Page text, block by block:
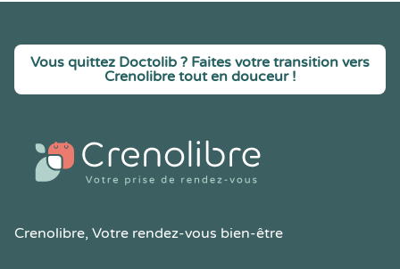
Vous quittez Doctolib ? Faites votre transition vers
Crenolibre tout en douceur !
Crenolibre, Votre rendez-vous bien-être